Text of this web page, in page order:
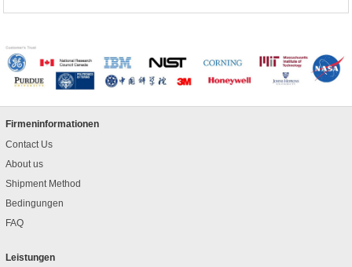
Firmeninformationen
Contact Us
About us
Shipment Method
Bedingungen
FAQ
Leistungen